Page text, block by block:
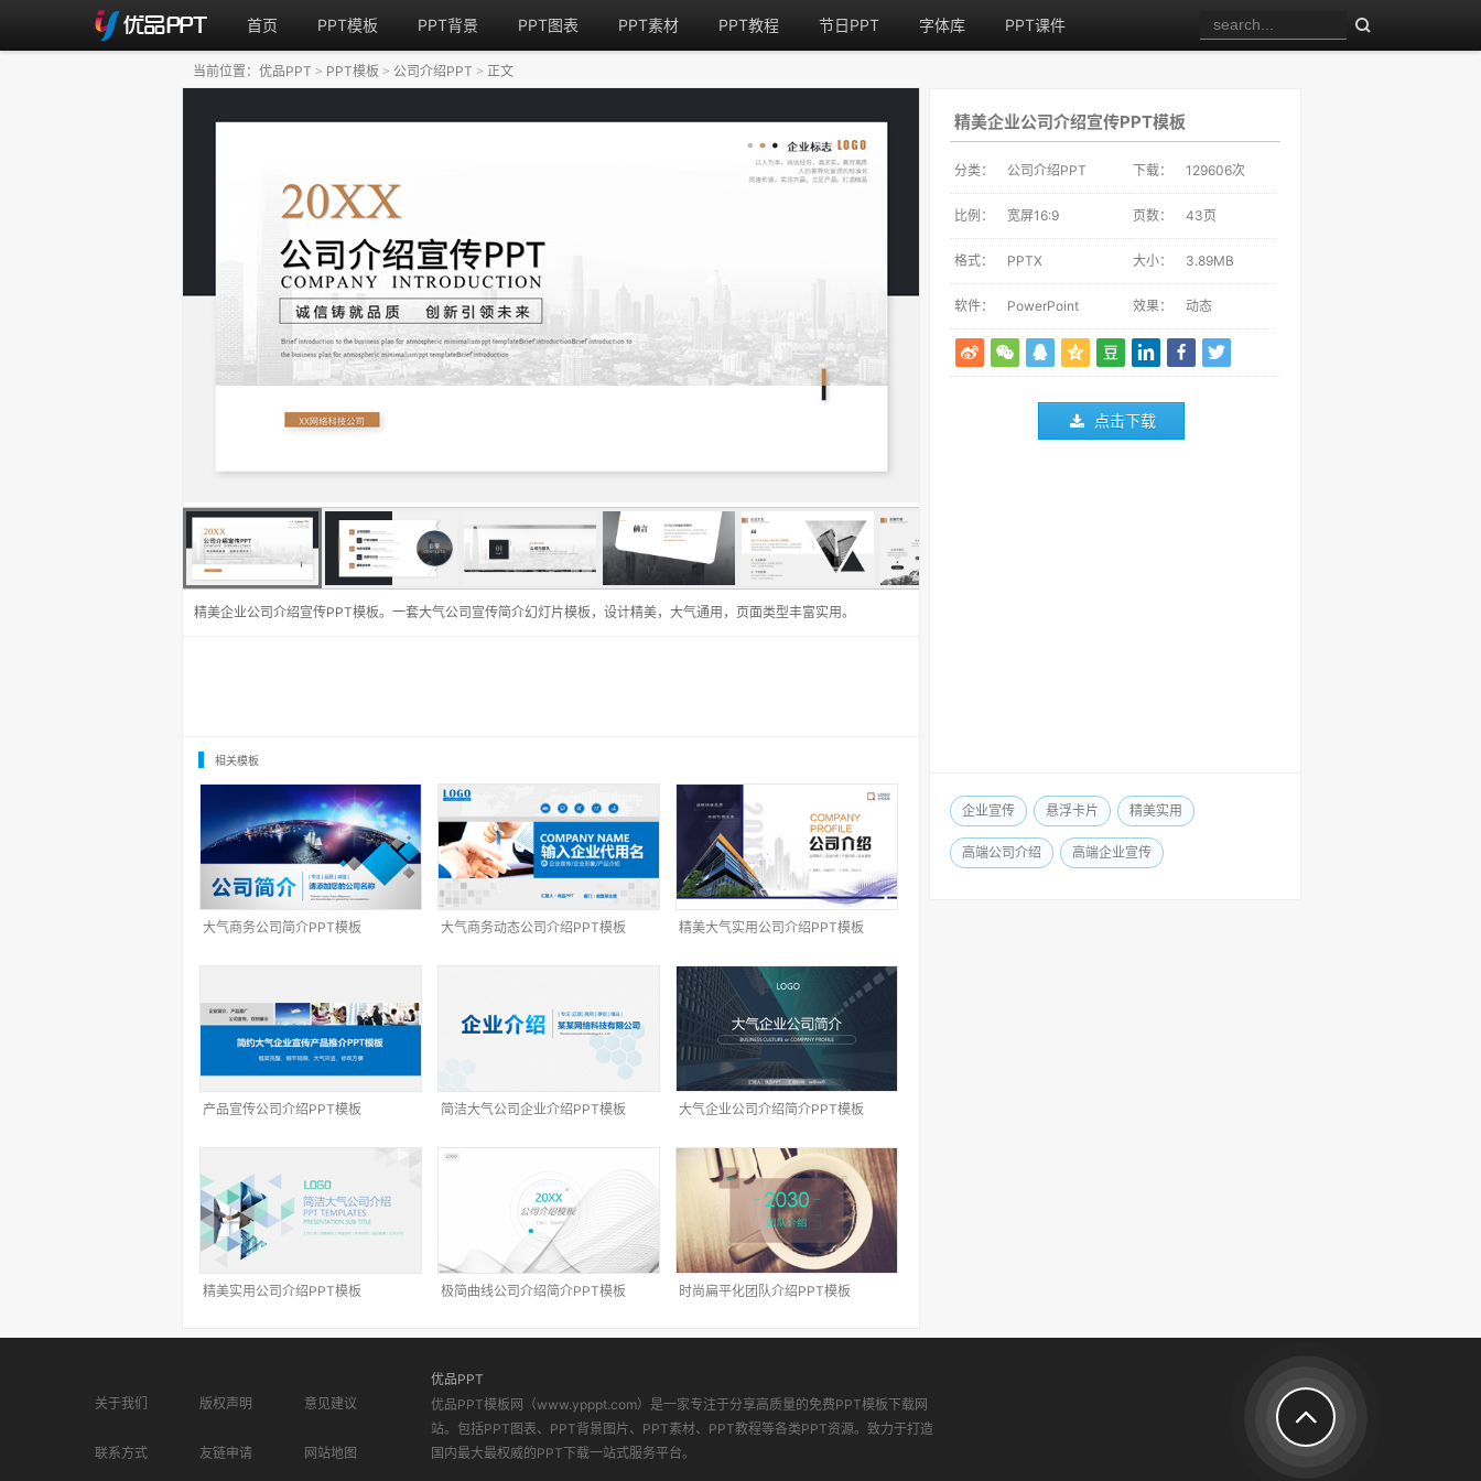
首页 PPT模板 PPT背景 PPT图表 PPT素材 PPT教程 节日PPT 字体库 PPT课件
精美企业公司介绍宣传PPT模板
分类： 公司介绍PPT 下载： 129606次
比例： 宽屏16:9 页数： 43页
格式： PPTX 大小： 3.89MB
软件： PowerPoint 效果： 动态
点击下载
企业宣传 悬浮卡片 精美实用
高端公司介绍 高端企业宣传
精美企业公司介绍宣传PPT模板。一套大气公司宣传简介幻灯片模板，设计精美，大气通用，页面类型丰富实用。
当前位置： 优品PPT > PPT模板 > 公司介绍PPT > 正文
相关模板
大气商务公司简介PPT模板 大气商务动态公司介绍PPT模板 精美大气实用公司介绍PPT模板
产品宣传公司介绍PPT模板 简洁大气公司企业介绍PPT模板 大气企业公司介绍简介PPT模板
精美实用公司介绍PPT模板 极简曲线公司介绍简介PPT模板 时尚扁平化团队介绍PPT模板
关于我们 版权声明 意见建议
联系方式 友链申请 网站地图
优品PPT
优品PPT模板网（www.ypppt.com）是一家专注于分享高质量的免费PPT模板下载网
站。包括PPT图表、PPT背景图片、PPT素材、PPT教程等各类PPT资源。致力于打造
国内最大最权威的PPT下载一站式服务平台。